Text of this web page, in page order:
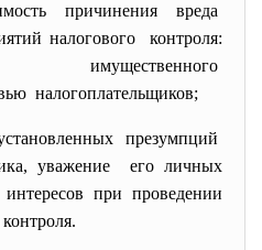
причинениявреда
налогового контроля:
налогоплательщиков;
презумпций
уважение его личных
при проведении